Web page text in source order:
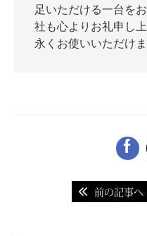
足いただける一台を
社も心よりお礼申し
永くお使いいただけ
前の記事へ